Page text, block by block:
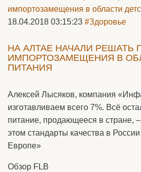
18.04.2018 03:15:23 #Здоровье
НА АЛТАЕ НАЧАЛИ РЕШАТЬ
ИМПОРТОЗАМЕЩЕНИЯ В
ПИТАНИЯ
Алексей Лысяков, компания
изготавливаем всего 7%. Всё
питание, продающееся в стране,
этом стандарты качества в
Европе»
Обзор FLB